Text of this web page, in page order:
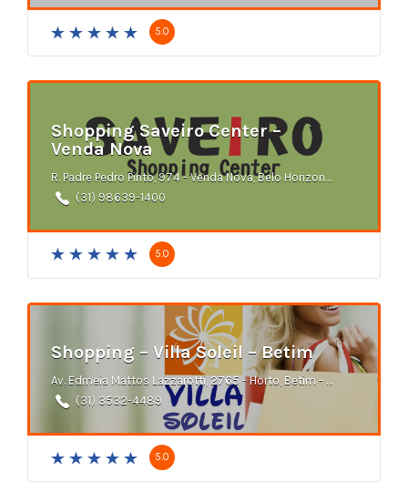
5.0
Shopping Saveiro Center –
Venda Nova
R. Padre Pedro Pinto, 974 - Venda Nova, Belo Horizonte - MG
(31) 98639-1400
5.0
Shopping – Villa Soleil – Betim
Av. Edmeia Mattos Lazzarotti, 2765 - Horto, Betim - MG
(31) 3532-4489
5.0